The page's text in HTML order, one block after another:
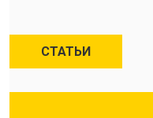
СТАТЬИ